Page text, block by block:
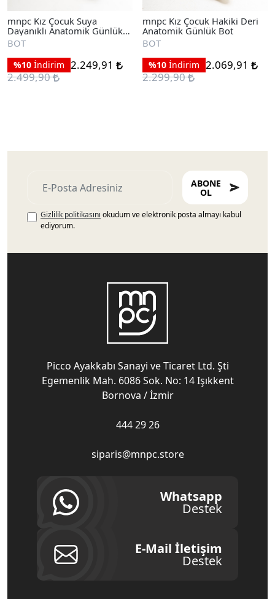
mnpc Kız Çocuk Suya
Dayanıklı Anatomik Günlük
Bot
BOT
%10 İndirim 2.249,91
2.499,90
mnpc Kız Çocuk Hakiki Deri
Anatomik Günlük Bot
BOT
%10 İndirim 2.069,91
2.299,90
ABONE
OL
Gizlilik politikasını okudum ve elektronik posta almayı kabul
ediyorum.
Picco Ayakkabı Sanayi ve Ticaret Ltd. Şti
Egemenlik Mah. 6086 Sok. No: 14 Işıkkent
Bornova / İzmir
444 29 26
siparis@mnpc.store
Whatsapp
Destek
E-Mail İletişim
Destek